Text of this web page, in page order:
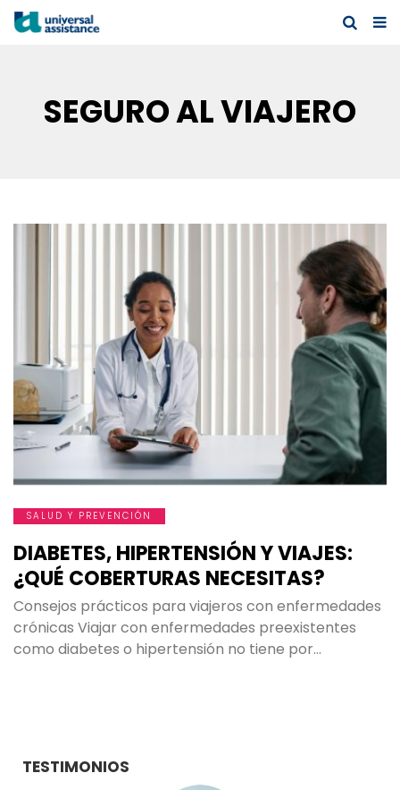
SEGURO AL VIAJERO
SALUD Y PREVENCIÓN
DIABETES, HIPERTENSIÓN Y VIAJES:
¿QUÉ COBERTURAS NECESITAS?
Consejos prácticos para viajeros con enfermedades
crónicas Viajar con enfermedades preexistentes
como diabetes o hipertensión no tiene por…
TESTIMONIOS